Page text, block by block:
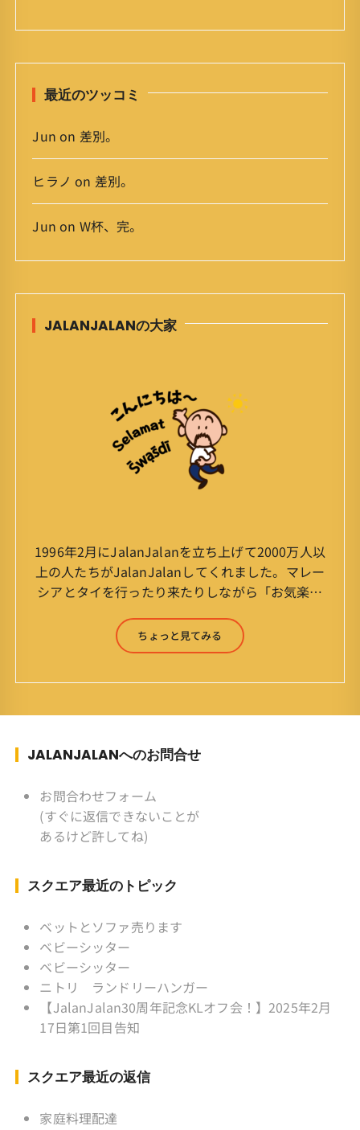
イ
最近のツッコミ
Jun on 差別。
ヒラノ on 差別。
Jun on W杯、完。
JALANJALANの大家
1996年2月にJalanJalanを立ち上げて2000万人以
上の人たちがJalanJalanしてくれました。マレー
シアとタイを行ったり来たりしながら「お気楽」
森 淳（Jun Yamamori） 生年月日 ：1959年
7月4日(61才) 生まれ ：香港(3才まで)
スポーツ ：水泳(浜名湾流古式泳法、競泳平泳
ク ソフトボール
監督 BKKソフトボール「おぼん
こぼん 」監督 マレーシア歴：1991年から31年
目 タイ歴 ：2001年から21年目
ちょっと見てみる
JALANJALANへのお問合せ
お問合わせフォーム
(すぐに返信できないことが
あるけど許してね)
スクエア最近のトピック
ベットとソファ売ります
ベビーシッター
ベビーシッター
ニトリ ランドリーハンガー
【JalanJalan30周年記念KLオフ会！】2025年2月
17日第1回目告知
スクエア最近の返信
家庭料理配達